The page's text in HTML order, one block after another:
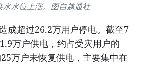
水水位上涨。图自越通社
成超过26.2万用户停电。截至7
万户供电，约占受灾用户的
万户未恢复供电，主要集中在